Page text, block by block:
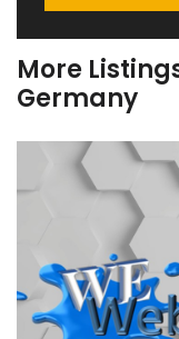
More
Germany